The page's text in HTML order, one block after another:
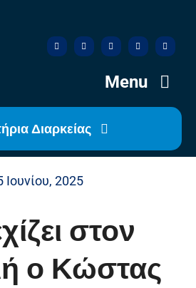
Menu
Αρχική
Ιστορία
Η Ομάδα
Η Διοίκηση
Διαρκείας
Ιουνίου, 2025
στον
ο Κώστας